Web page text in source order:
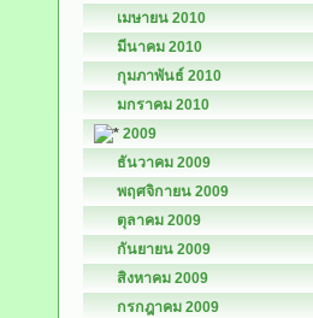
เมษายน 2010
มีนาคม 2010
กุมภาพันธ์ 2010
มกราคม 2010
2009
ธันวาคม 2009
พฤศจิกายน 2009
ตุลาคม 2009
กันยายน 2009
สิงหาคม 2009
กรกฎาคม 2009